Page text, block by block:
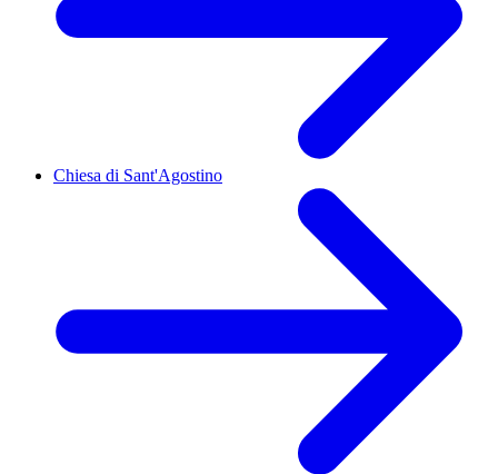
Chiesa di Sant'Agostino